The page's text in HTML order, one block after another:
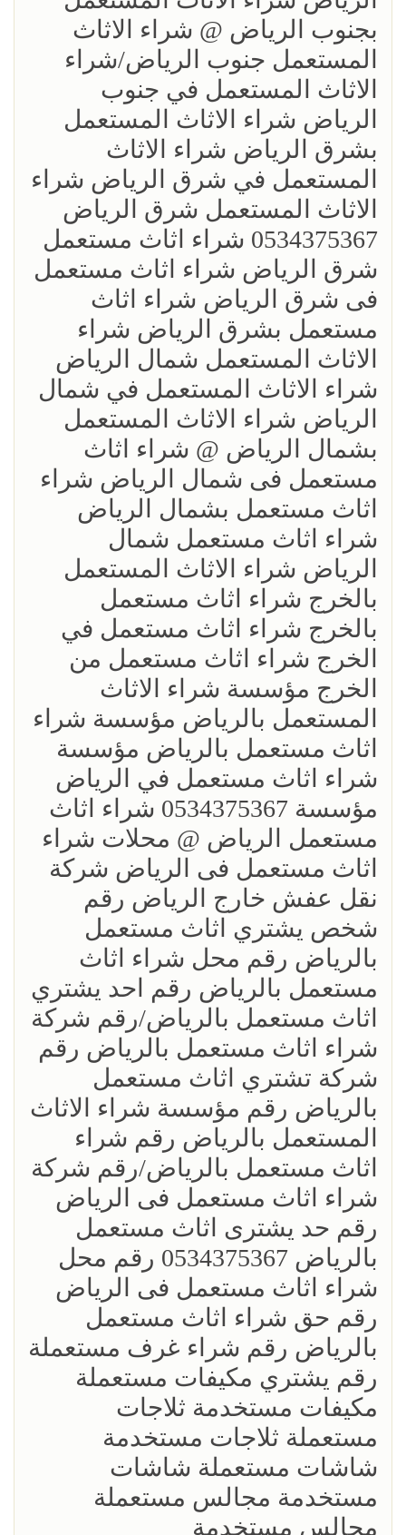
بجنوب الرياض @ شراء الاثاث
المستعمل جنوب الرياض/شراء
الاثاث المستعمل في جنوب
الرياض شراء الاثاث المستعمل
بشرق الرياض شراء الاثاث
المستعمل في شرق الرياض شراء
الاثاث المستعمل شرق الرياض
0534375367 شراء اثاث مستعمل
شرق الرياض شراء اثاث مستعمل
فى شرق الرياض شراء اثاث
مستعمل بشرق الرياض شراء
الاثاث المستعمل شمال الرياض
شراء الاثاث المستعمل في شمال
الرياض شراء الاثاث المستعمل
بشمال الرياض @ شراء اثاث
مستعمل فى شمال الرياض شراء
اثاث مستعمل بشمال الرياض
شراء اثاث مستعمل شمال
الرياض شراء الاثاث المستعمل
بالخرج شراء اثاث مستعمل
بالخرج شراء اثاث مستعمل في
الخرج شراء اثاث مستعمل من
الخرج مؤسسة شراء الاثاث
المستعمل بالرياض مؤسسة شراء
اثاث مستعمل بالرياض مؤسسة
شراء اثاث مستعمل في الرياض
مؤسسة 0534375367 شراء اثاث
مستعمل الرياض @ محلات شراء
اثاث مستعمل فى الرياض شركة
نقل عفش خارج الرياض رقم
شخص يشتري اثاث مستعمل
بالرياض رقم محل شراء اثاث
مستعمل بالرياض رقم احد يشتري
اثاث مستعمل بالرياض/رقم شركة
شراء اثاث مستعمل بالرياض رقم
شركة تشتري اثاث مستعمل
بالرياض رقم مؤسسة شراء الاثاث
المستعمل بالرياض رقم شراء
اثاث مستعمل بالرياض/رقم شركة
شراء اثاث مستعمل فى الرياض
رقم حد يشترى اثاث مستعمل
بالرياض 0534375367 رقم محل
شراء اثاث مستعمل فى الرياض
رقم حق شراء اثاث مستعمل
بالرياض رقم شراء غرف مستعملة
رقم يشتري مكيفات مستعملة
مكيفات مستخدمة ثلاجات
مستعملة ثلاجات مستخدمة
شاشات مستعملة شاشات
مستخدمة مجالس مستعملة
مجالس مستخدمة